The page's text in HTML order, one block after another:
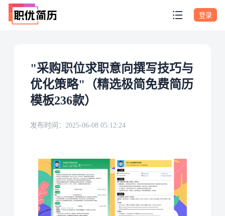
登录
"采购职位求职意向撰写技巧与
优化策略"（精选极简免费简历
模板236款）
发布时间： 2025-06-08 05:12:24